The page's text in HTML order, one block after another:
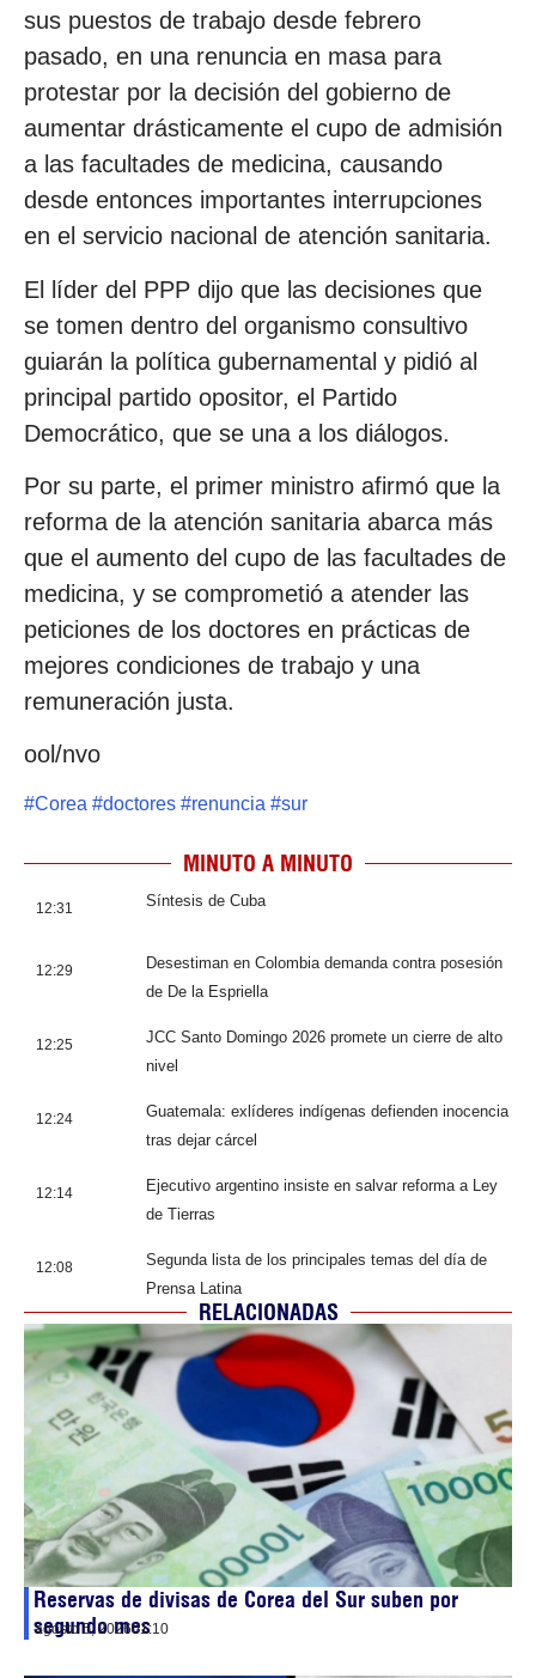
sus puestos de trabajo desde febrero
pasado, en una renuncia en masa para
protestar por la decisión del gobierno de
aumentar drásticamente el cupo de admisión
a las facultades de medicina, causando
desde entonces importantes interrupciones
en el servicio nacional de atención sanitaria.
El líder del PPP dijo que las decisiones que
se tomen dentro del organismo consultivo
guiarán la política gubernamental y pidió al
principal partido opositor, el Partido
Democrático, que se una a los diálogos.
Por su parte, el primer ministro afirmó que la
reforma de la atención sanitaria abarca más
que el aumento del cupo de las facultades de
medicina, y se comprometió a atender las
peticiones de los doctores en prácticas de
mejores condiciones de trabajo y una
remuneración justa.
ool/nvo
#Corea #doctores #renuncia #sur
MINUTO A MINUTO
12:31 Síntesis de Cuba
12:29
Desestiman en Colombia demanda contra posesión
de De la Espriella
12:25
JCC Santo Domingo 2026 promete un cierre de alto
nivel
12:24
Guatemala: exlíderes indígenas defienden inocencia
tras dejar cárcel
12:14
Ejecutivo argentino insiste en salvar reforma a Ley
de Tierras
12:08
Segunda lista de los principales temas del día de
Prensa Latina
RELACIONADAS
Reservas de divisas de Corea del Sur suben por
segundo mes
agosto 5, 202601:10